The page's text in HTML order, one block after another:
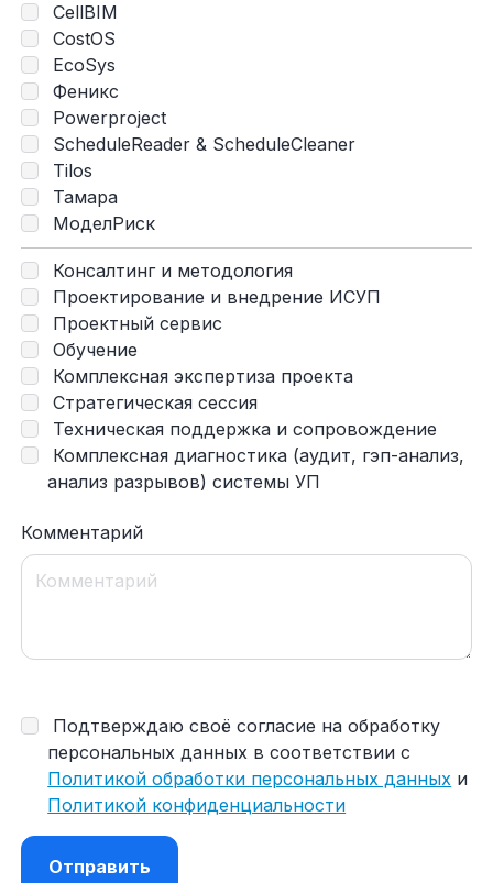
CellBIM
CostOS
EcoSys
Феникс
Powerproject
ScheduleReader & ScheduleCleaner
Tilos
Тамара
МоделРиск
Консалтинг и методология
Проектирование и внедрение ИСУП
Проектный сервис
Обучение
Комплексная экспертиза проекта
Стратегическая сессия
Техническая поддержка и сопровождение
Комплексная диагностика (аудит, гэп-анализ,
анализ разрывов) системы УП
Комментарий
Подтверждаю своё согласие на обработку
персональных данных в соответствии с
Политикой обработки персональных данных и
Политикой конфиденциальности